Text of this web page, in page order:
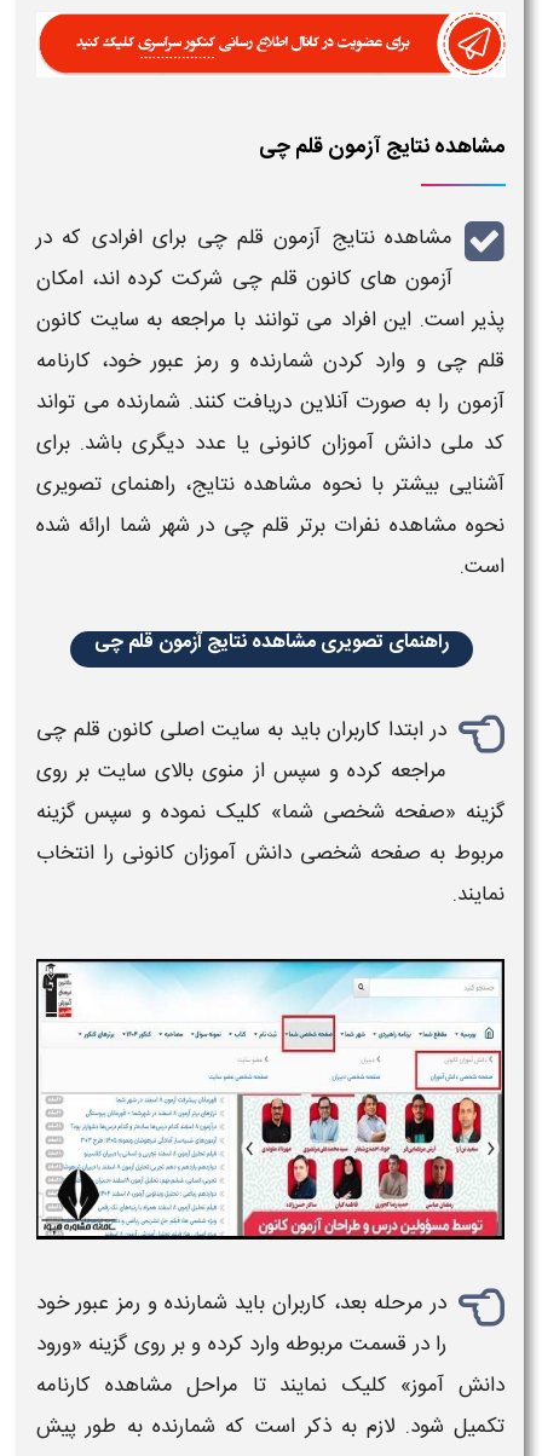
مشاهده نتایج آزمون قلم چی
مشاهده نتایج آزمون قلم چی برای افرادی که در
آزمون‌ های کانون قلم چی شرکت کرده‌ اند، امکان‌
پذیر است. این افراد می‌ توانند با مراجعه به سایت کانون
قلم چی و وارد کردن شمارنده و رمز عبور خود، کارنامه
آزمون را به صورت آنلاین دریافت کنند. شمارنده می‌ تواند
کد ملی دانش‌ آموزان کانونی یا عدد دیگری باشد. برای
آشنایی بیشتر با نحوه مشاهده نتایج، راهنمای تصویری
نحوه مشاهده نفرات برتر قلم چی در شهر شما​ ارائه شده
است.
راهنمای تصویری مشاهده نتایج آزمون قلم چی
در ابتدا کاربران باید به سایت اصلی کانون قلم چی
مراجعه کرده و سپس از منوی بالای سایت بر روی
گزینه «صفحه شخصی شما» کلیک نموده و سپس گزینه
مربوط به صفحه شخصی دانش‌ آموزان کانونی را انتخاب
نمایند.
در مرحله بعد، کاربران باید شمارنده و رمز عبور خود
را در قسمت مربوطه وارد کرده و بر روی گزینه «ورود
دانش‌ آموز» کلیک نمایند تا مراحل مشاهده کارنامه
تکمیل شود. لازم به ذکر است که شمارنده به طور پیش‌